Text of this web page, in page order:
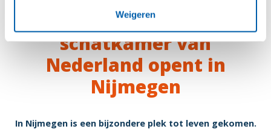
Weigeren
Grootste archeologische
schatkamer van
Nederland opent in
Nijmegen
In Nijmegen is een bijzondere plek tot leven gekomen.